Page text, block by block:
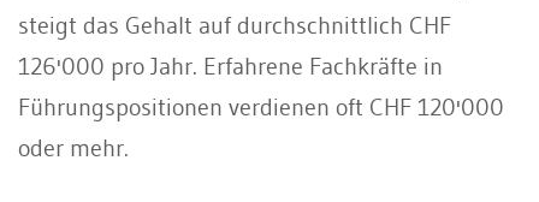
steigt das Gehalt auf durchschnittlich CHF
126'000 pro Jahr. Erfahrene Fachkräfte in
Führungspositionen verdienen oft CHF 120'000
oder mehr.